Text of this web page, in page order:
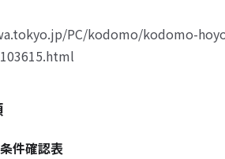
PC/kodomo/kodomo-
件確認表